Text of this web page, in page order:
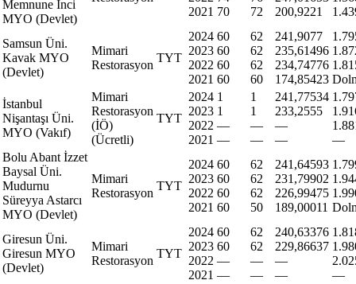
Memnune İnci
MYO (Devlet)
2021 70
72
200,9221
Samsun Üni.
Kavak MYO
(Devlet)
Mimari
Restorasyon
TYT
2024
2023
2022
2021
60
60
60
60
62
62
62
60
241,9077
235,61496
234,74776
174,85423
İstanbul
Nişantaşı Üni.
MYO (Vakıf)
Mimari
Restorasyon
(İÖ)
(Ücretli)
TYT
2024
2023
2022
2021
1
1
—
—
1
1
—
—
241,77534
233,2555
—
—
—
Bolu Abant İzzet
Baysal Üni.
Mudurnu
Süreyya Astarcı
MYO (Devlet)
Mimari
Restorasyon
TYT
2024
2023
2022
2021
60
60
60
60
62
62
62
50
241,64593
231,79902
226,99475
189,00011
Giresun Üni.
Giresun MYO
(Devlet)
Mimari
Restorasyon
TYT
2024
2023
2022
2021
60
60
—
—
62
62
—
—
240,63376
229,86637
—
—
—